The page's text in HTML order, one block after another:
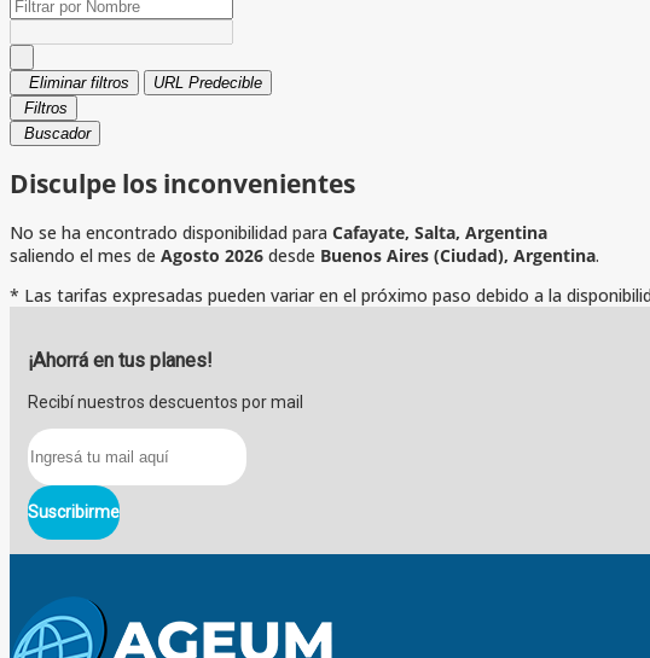
Eliminar filtros
URL Predecible
Filtros
Buscador
Disculpe los inconvenientes
No se ha encontrado disponibilidad para Cafayate, Salta, Argentina
saliendo el mes de Agosto 2026 desde Buenos Aires (Ciudad), Argentina.
* Las tarifas expresadas pueden variar en el próximo paso debido a la
¡Ahorrá en tus planes!
Recibí nuestros descuentos por mail
Suscribirme